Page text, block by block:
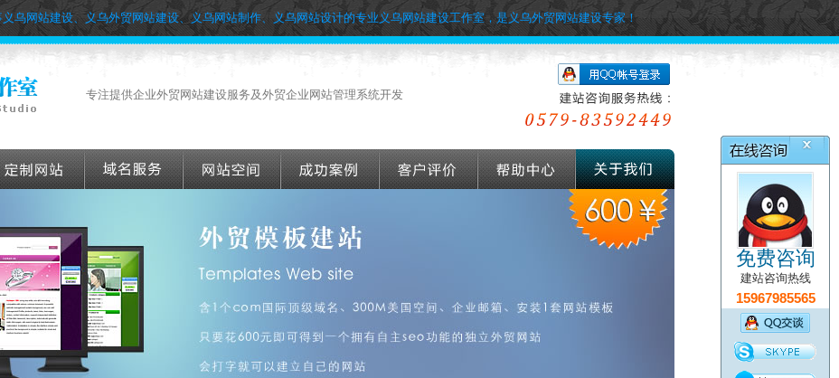
乌网站建设、义乌外贸网站建设、义乌网站制作、义乌网站设计的专业义乌网站建设工作室，是义乌外贸网站建设专家！
专注提供企业外贸网站建设服务及外贸企业网站管理系统开发
免费咨询
建站咨询热线
15967985565